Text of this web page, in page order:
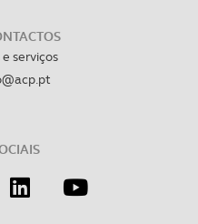
serviços